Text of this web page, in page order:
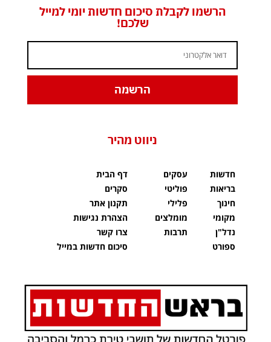
הרשמו לקבלת סיכום חדשות יומי למייל
שלכם!
הרשמה
ניווט מהיר
חדשות
בריאות
חינוך
מקומי
נדל"ן
ספורט
עסקים
פוליטי
פלילי
מומלצים
תרבות
דף הבית
סקרים
תקנון אתר
הצהרת נגישות
צרו קשר
סיכום חדשות במייל